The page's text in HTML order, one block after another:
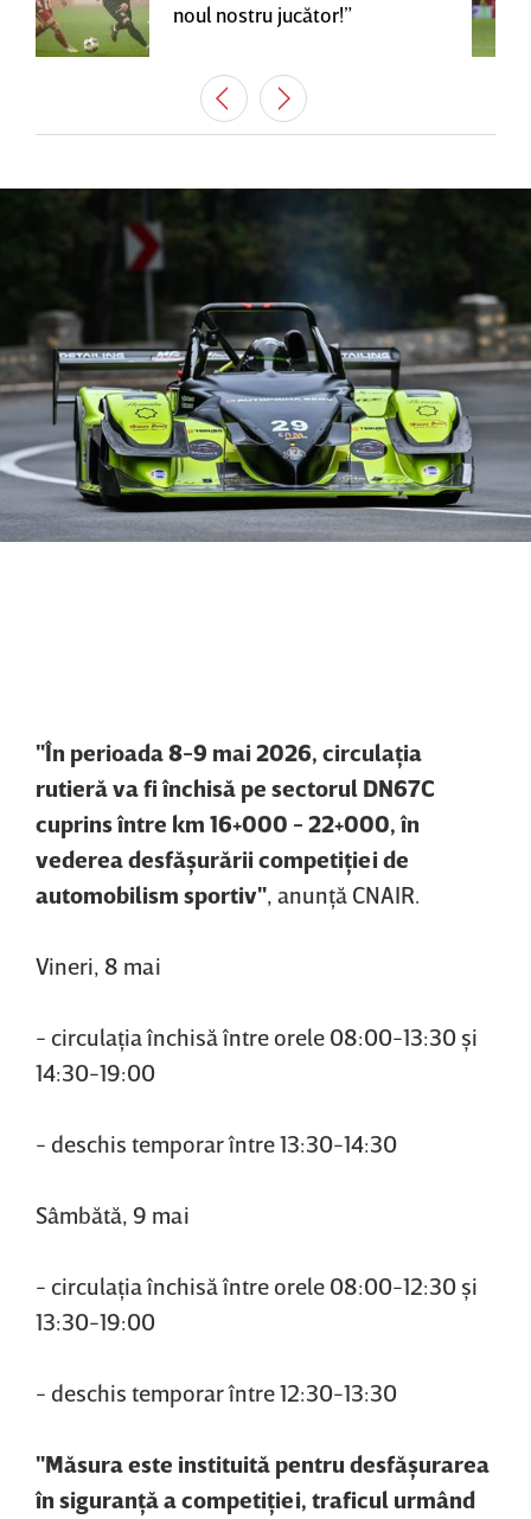
noul nostru jucător!”
"În perioada 8-9 mai 2026, circulaţia
rutieră va fi închisă pe sectorul DN67C
cuprins între km 16+000 - 22+000, în
vederea desfăşurării competiţiei de
automobilism sportiv", anunţă CNAIR.
Vineri, 8 mai
- circulaţia închisă între orele 08:00-13:30 şi
14:30-19:00
- deschis temporar între 13:30-14:30
Sâmbătă, 9 mai
- circulaţia închisă între orele 08:00-12:30 şi
13:30-19:00
- deschis temporar între 12:30-13:30
"Măsura este instituită pentru desfăşurarea
în siguranţă a competiţiei, traficul urmând